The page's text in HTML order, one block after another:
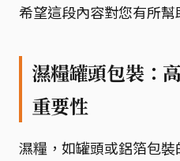
希望這段內容對您有所幫
濕糧罐頭包裝：
重要性
濕糧，如罐頭或鋁箔包